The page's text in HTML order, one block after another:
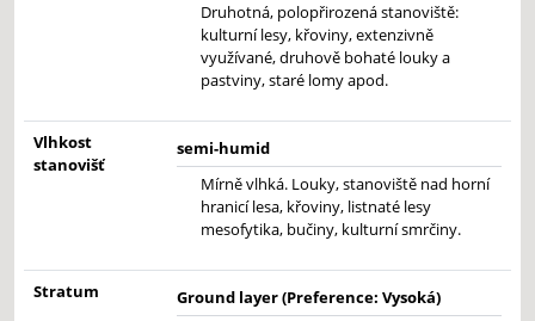
Druhotná, polopřirozená stanoviště:
kulturní lesy, křoviny, extenzivně
využívané, druhově bohaté louky a
pastviny, staré lomy apod.
Vlhkost
stanovišť
semi-humid
Mírně vlhká. Louky, stanoviště nad horní
hranicí lesa, křoviny, listnaté lesy
mesofytika, bučiny, kulturní smrčiny.
Stratum
Ground layer (Preference: Vysoká)